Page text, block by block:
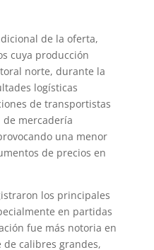
de la oferta,
cuya producción
norte, durante la
logísticas
de transportistas
mercadería
una menor
de precios en
los principales
en partidas
fue más notoria en
calibres grandes,